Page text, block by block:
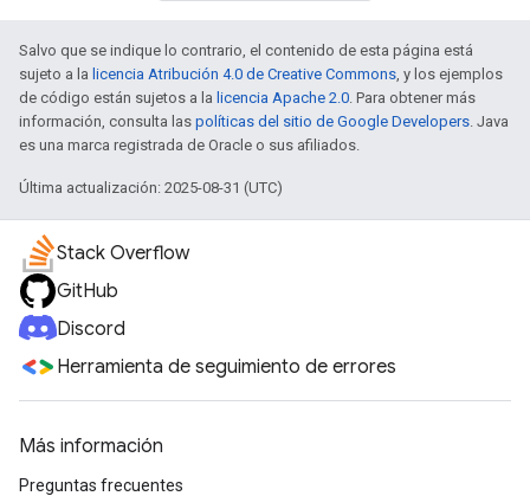
Salvo que se indique lo contrario, el contenido de esta página está
sujeto a la licencia Atribución 4.0 de Creative Commons, y los ejemplos
de código están sujetos a la licencia Apache 2.0. Para obtener más
información, consulta las políticas del sitio de Google Developers. Java
es una marca registrada de Oracle o sus afiliados.
Última actualización: 2025-08-31 (UTC)
Stack Overflow
GitHub
Discord
Herramienta de seguimiento de errores
Más información
Preguntas frecuentes